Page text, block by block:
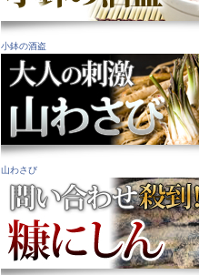
小鉢の酒盗
山わさび